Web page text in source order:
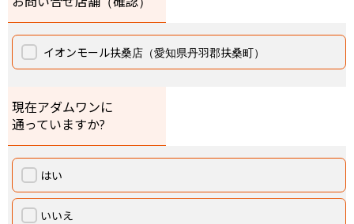
イオンモール扶桑店（愛知県丹羽郡扶桑町）
現在アダムワンに
通っていますか?
はい
いいえ